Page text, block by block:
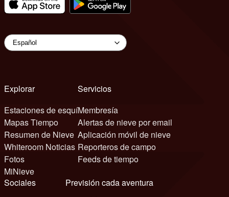
Explorar
Estaciones de esquí
Mapas Tiempo
Resumen de Nieve
Whiteroom Noticias
Fotos
MiNieve
Servicios
Membresía
Alertas de nieve por email
Aplicación móvil de nieve
Reporteros de campo
Feeds de tiempo
Sociales
Previsión cada aventura